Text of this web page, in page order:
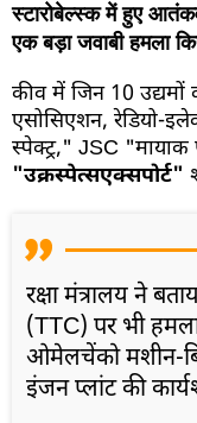
स्टारोबेल्स्क में हुए
एक बड़ा जवाबी हमला
कीव में जिन 10 उद्यमों
एसोसिएशन, रेडियो-
स्पेक्ट्र," JSC
"उक्रस्पेत्सएक्सपोर्ट"
रक्षा मंत्रालय ने
(TTC) पर भी
ओमेलचेंको मशीन-
इंजन प्लांट की